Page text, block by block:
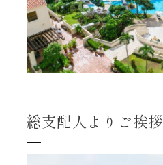
総支配人よりご挨拶